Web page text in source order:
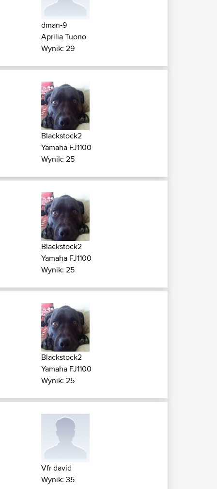
dman-9
Aprilia Tuono
Wynik: 29
Blackstock2
Yamaha FJ1100
Wynik: 25
Blackstock2
Yamaha FJ1100
Wynik: 25
Blackstock2
Yamaha FJ1100
Wynik: 25
Vfr david
Wynik: 35